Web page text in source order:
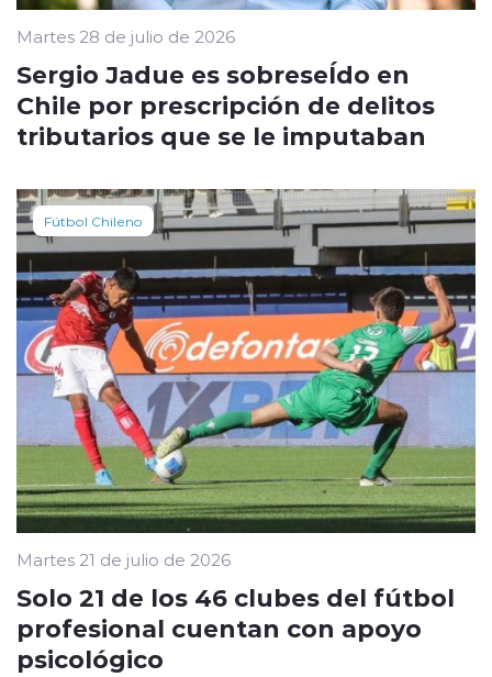
Martes 28 de julio de 2026
Sergio Jadue es sobreseÍdo en
Chile por prescripción de delitos
tributarios que se le imputaban
Fútbol Chileno
Martes 21 de julio de 2026
Solo 21 de los 46 clubes del fútbol
profesional cuentan con apoyo
psicológico